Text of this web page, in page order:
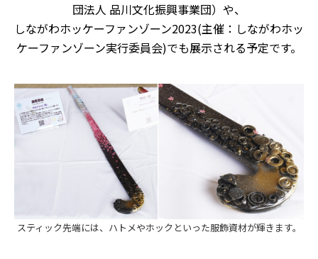
団法人 品川文化振興事業団）や、
しながわホッケーファンゾーン2023(主催：しながわホッ
ケーファンゾーン実行委員会)でも展示される予定です。
スティック先端には、ハトメやホックといった服飾資材が輝きます。